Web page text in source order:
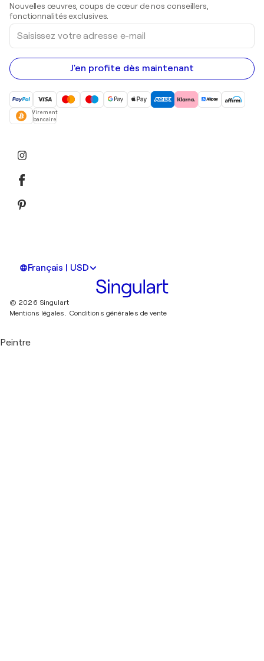
Peintures acryliques
Nouvelles œuvres, coups de cœur de nos conseillers,
fonctionnalités exclusives.
Saisissez
votre
adresse
e-
mail
J'en profite dès maintenant
Virement
bancaire
Français | USD
© 2026 Singulart
Mentions légales.
Conditions générales de vente
Peintre